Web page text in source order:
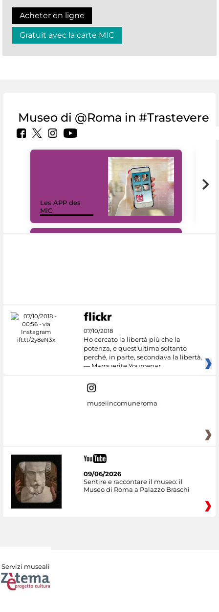
Acheter en ligne
Gratuit avec la carte MIC
Museo di @Roma in #Trastevere
Les APP des
MiC
07/10/2018
Ho cercato la libertà più che la
potenza, e quest'ultima soltanto
perché, in parte, secondava la libertà.
— Marguerite Yourcenar
museiincomuneroma
09/06/2026
Sentire e raccontare il museo: il
Museo di Roma a Palazzo Braschi
Servizi museali